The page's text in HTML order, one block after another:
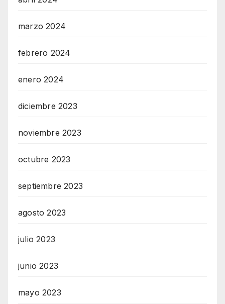
marzo 2024
febrero 2024
enero 2024
diciembre 2023
noviembre 2023
octubre 2023
septiembre 2023
agosto 2023
julio 2023
junio 2023
mayo 2023